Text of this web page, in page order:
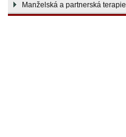
Manželská a partnerská terapie